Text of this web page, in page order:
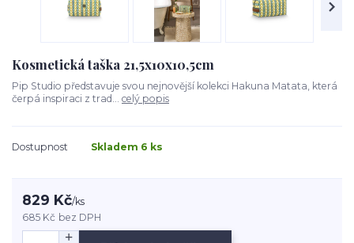
Kosmetická taška 21,5x10x10,5cm
Pip Studio představuje svou nejnovější kolekci Hakuna Matata, která
čerpá inspiraci z trad... celý popis
Dostupnost Skladem 6 ks
829 Kč/ks
685 Kč bez DPH